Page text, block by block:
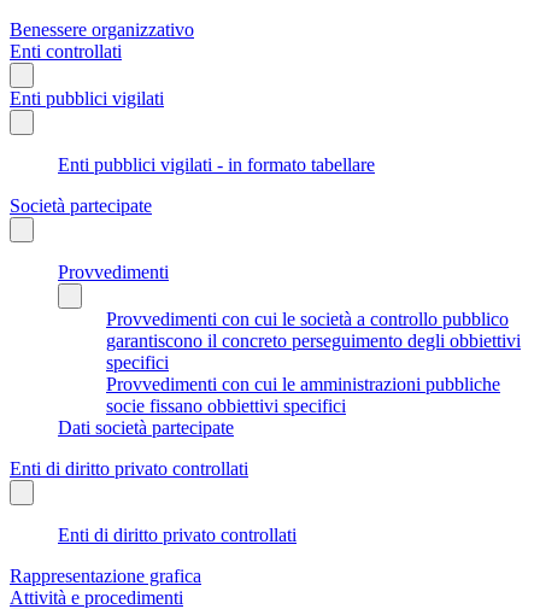
Benessere organizzativo
Enti controllati
Enti pubblici vigilati
Enti pubblici vigilati - in formato tabellare
Società partecipate
Provvedimenti
Provvedimenti con cui le società a controllo pubblico
garantiscono il concreto perseguimento degli obbiettivi
specifici
Provvedimenti con cui le amministrazioni pubbliche
socie fissano obbiettivi specifici
Dati società partecipate
Enti di diritto privato controllati
Enti di diritto privato controllati
Rappresentazione grafica
Attività e procedimenti